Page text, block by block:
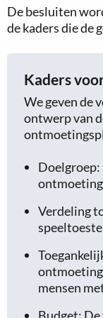
De besluiten
de kaders die de
Kaders
We geven de
ontwerp van
Doelgroep:
Verdeling
mensen